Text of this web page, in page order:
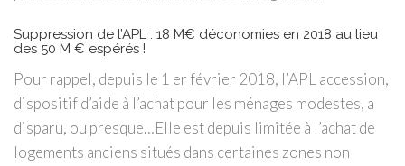
Suppression de l’APL : 18 M€ déconomies en 2018 au lieu
des 50 M € espérés !
Pour rappel, depuis le 1 er février 2018, l’APL accession,
dispositif d’aide à l’achat pour les ménages modestes, a
disparu, ou presque…Elle est depuis limitée à l’achat de
logements anciens situés dans certaines zones non